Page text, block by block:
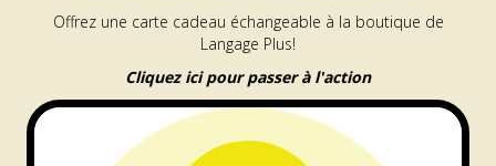
Offrez une carte cadeau échangeable à la boutique de
Langage Plus!
Cliquez ici pour passer à l'action